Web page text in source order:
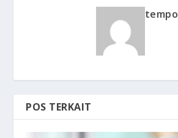
tempo
POS TERKAIT